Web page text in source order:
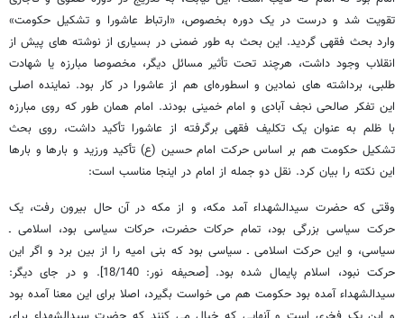
تقویت شد و درست در یک دوره بخصوص، «ارتباط عاشورا و تشکیل حکومت»
وارد بحث فقهی گردید. این بحث به طور ضمنی در بسیاری از نوشته های پیش از
انقلاب وجود داشت، هرچند تحت تأثیر مسائل دیگر، مخصوصا مبارزه یا شهادت
طلبی، برداشته های نمادین و اسطوره‌ای هم از عاشورا در کار بود. نماینده اصلی
این تفکر صالحی نجف آبادی و امام خمینی بودند. امام همان طور که روی مبارزه
با ظلم به عنوان یک تکلیف فقهی برگرفته از عاشورا تأکید داشت، روی بحث
تشکیل حکومت هم بر اساس حرکت امام حسین (ع) تأکید ورزید و بارها و بارها
این نکته را بیان کرد. نقل دو جمله از امام در اینجا مناسب است:
وقتی که حضرت سیدالشهداء آمد مکه، و از مکه در آن حال بیرون رفت، یک
حرکت سیاسی بزرگی بود، تمام حرکات حضرت، حرکات سیاسی بود، اسلامی ـ
سیاسی، و این حرکت اسلامی ـ سیاسی بود که بنی امیه را از بین برد و اگر این
حرکت نبود، اسلام پایمال شده بود. [صحیفه نور: 18/140]. و در جای دیگر:
سیدالشهداء آمده بود حکومت هم می خواست بگیرد، اصلا برای این معنا آمده بود